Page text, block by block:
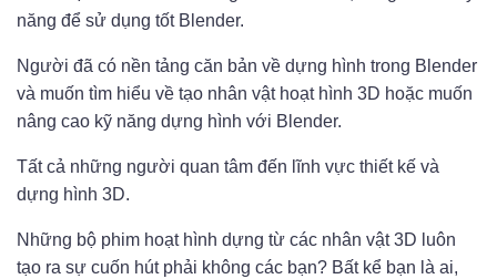
năng để sử dụng tốt Blender.
Người đã có nền tảng căn bản về dựng hình trong Blender
và muốn tìm hiểu về tạo nhân vật hoạt hình 3D hoặc muốn
nâng cao kỹ năng dựng hình với Blender.
Tất cả những người quan tâm đến lĩnh vực thiết kế và
dựng hình 3D.
Những bộ phim hoạt hình dựng từ các nhân vật 3D luôn
tạo ra sự cuốn hút phải không các bạn? Bất kể bạn là ai,